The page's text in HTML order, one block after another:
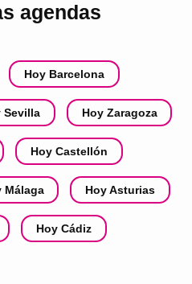
agendas
Hoy Barcelona
Sevilla Hoy Zaragoza
Hoy Castellón
Málaga Hoy Asturias
Hoy Cádiz